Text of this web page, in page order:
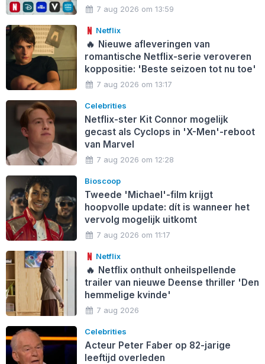
7 aug 2026 om 13:59
Netflix
🔥 Nieuwe afleveringen van
romantische Netflix-serie veroveren
koppositie: 'Beste seizoen tot nu toe'
7 aug 2026 om 13:17
Celebrities
Netflix-ster Kit Connor mogelijk
gecast als Cyclops in 'X-Men'-reboot
van Marvel
7 aug 2026 om 12:28
Bioscoop
Tweede 'Michael'-film krijgt
hoopvolle update: dít is wanneer het
vervolg mogelijk uitkomt
7 aug 2026 om 11:17
Netflix
🔥 Netflix onthult onheilspellende
trailer van nieuwe Deense thriller 'Den
hemmelige kvinde'
7 aug 2026
Celebrities
Acteur Peter Faber op 82-jarige
leeftijd overleden